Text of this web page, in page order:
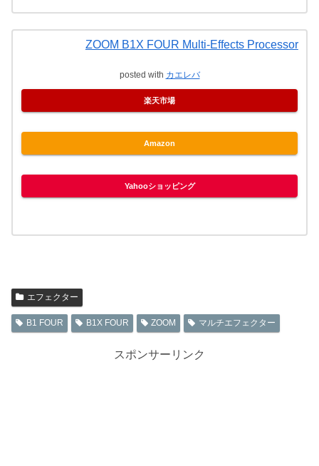
ZOOM B1X FOUR Multi-Effects Processor
posted with カエレバ
楽天市場
Amazon
Yahooショッピング
エフェクター
B1 FOUR B1X FOUR ZOOM マルチエフェクター
スポンサーリンク